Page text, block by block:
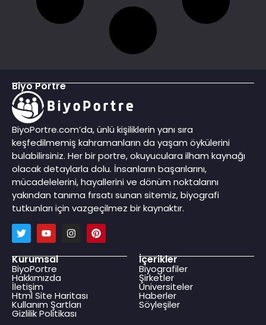
Biyo Portre
BiyoPortre.com’da, ünlü kişiliklerin yanı sıra
keşfedilmemiş kahramanların da yaşam öykülerini
bulabilirsiniz. Her bir portre, okuyuculara ilham kaynağı
olacak detaylarla dolu. İnsanların başarılarını,
mücadelelerini, hayallerini ve dönüm noktalarını
yakından tanıma fırsatı sunan sitemiz, biyografi
tutkunları için vazgeçilmez bir kaynaktır.
Kurumsal
BiyoPortre
Hakkımızda
İletişim
Html Site Haritası
Kullanım Şartları
Gizlilik Politikası
İçerikler
Biyografiler
Şirketler
Üniversiteler
Haberler
Söyleşiler